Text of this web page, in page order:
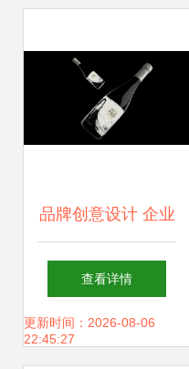
品牌创意设计 企业
成长的隐形引擎与
青岛设计资源推荐
查看详情
更新时间：2026-08-06
22:45:27